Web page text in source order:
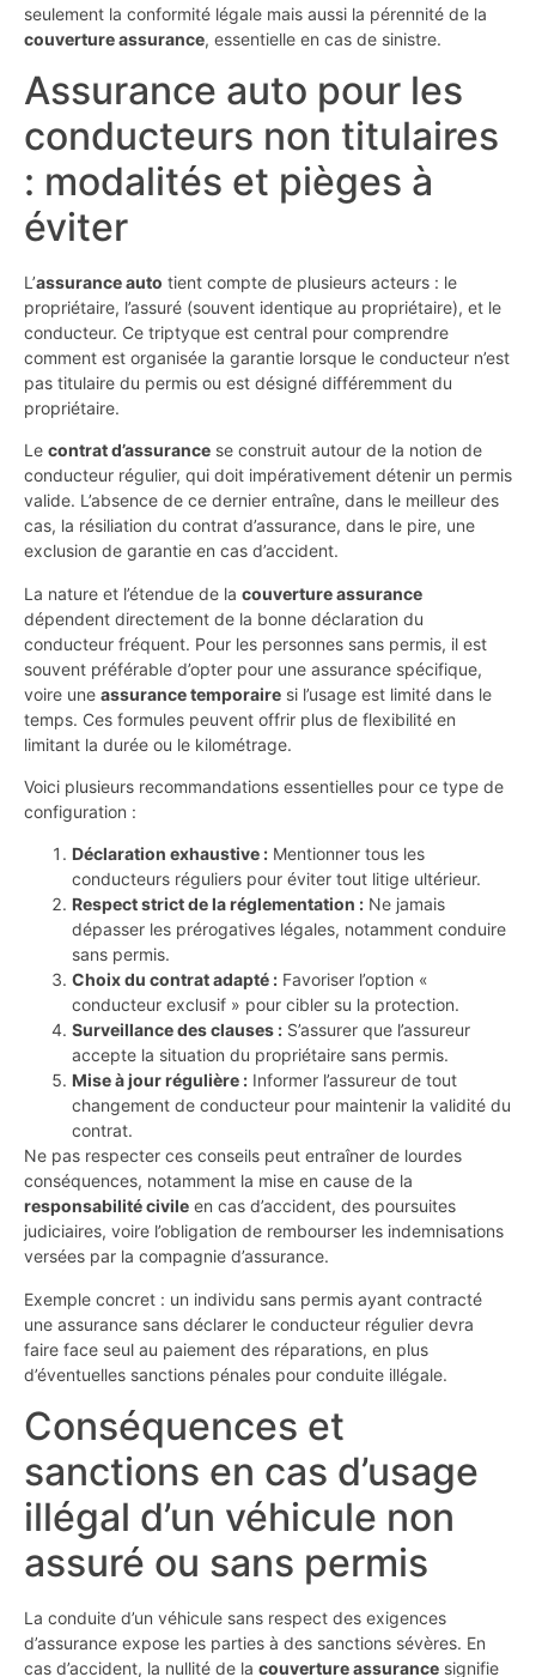
seulement la conformité légale mais aussi la pérennité de la
couverture assurance, essentielle en cas de sinistre.
Assurance auto pour les
conducteurs non titulaires
: modalités et pièges à
éviter
L’assurance auto tient compte de plusieurs acteurs : le
propriétaire, l’assuré (souvent identique au propriétaire), et le
conducteur. Ce triptyque est central pour comprendre
comment est organisée la garantie lorsque le conducteur n’est
pas titulaire du permis ou est désigné différemment du
propriétaire.
Le contrat d’assurance se construit autour de la notion de
conducteur régulier, qui doit impérativement détenir un permis
valide. L’absence de ce dernier entraîne, dans le meilleur des
cas, la résiliation du contrat d’assurance, dans le pire, une
exclusion de garantie en cas d’accident.
La nature et l’étendue de la couverture assurance
dépendent directement de la bonne déclaration du
conducteur fréquent. Pour les personnes sans permis, il est
souvent préférable d’opter pour une assurance spécifique,
voire une assurance temporaire si l’usage est limité dans le
temps. Ces formules peuvent offrir plus de flexibilité en
limitant la durée ou le kilométrage.
Voici plusieurs recommandations essentielles pour ce type de
configuration :
Déclaration exhaustive : Mentionner tous les
conducteurs réguliers pour éviter tout litige ultérieur.
Respect strict de la réglementation : Ne jamais
dépasser les prérogatives légales, notamment conduire
sans permis.
Choix du contrat adapté : Favoriser l’option «
conducteur exclusif » pour cibler su la protection.
Surveillance des clauses : S’assurer que l’assureur
accepte la situation du propriétaire sans permis.
Mise à jour régulière : Informer l’assureur de tout
changement de conducteur pour maintenir la validité du
contrat.
Ne pas respecter ces conseils peut entraîner de lourdes
conséquences, notamment la mise en cause de la
responsabilité civile en cas d’accident, des poursuites
judiciaires, voire l’obligation de rembourser les indemnisations
versées par la compagnie d’assurance.
Exemple concret : un individu sans permis ayant contracté
une assurance sans déclarer le conducteur régulier devra
faire face seul au paiement des réparations, en plus
d’éventuelles sanctions pénales pour conduite illégale.
Conséquences et
sanctions en cas d’usage
illégal d’un véhicule non
assuré ou sans permis
La conduite d’un véhicule sans respect des exigences
d’assurance expose les parties à des sanctions sévères. En
cas d’accident, la nullité de la couverture assurance signifie